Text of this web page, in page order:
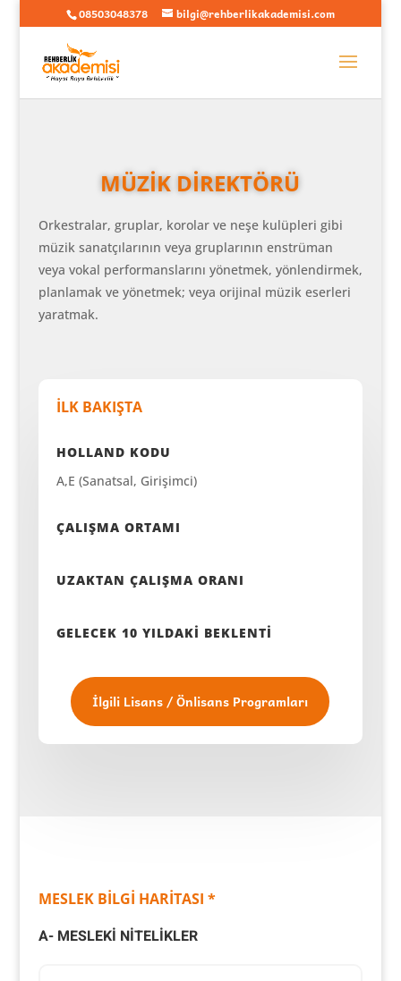
08503048378 bilgi@rehberlikakademisi.com
MÜZİK DİREKTÖRÜ
Orkestralar, gruplar, korolar ve neşe kulüpleri gibi
müzik sanatçılarının veya gruplarının enstrüman
veya vokal performanslarını yönetmek, yönlendirmek,
planlamak ve yönetmek; veya orijinal müzik eserleri
yaratmak.
İLK BAKIŞTA
HOLLAND KODU
A,E (Sanatsal, Girişimci)
ÇALIŞMA ORTAMI
UZAKTAN ÇALIŞMA ORANI
GELECEK 10 YILDAKİ BEKLENTİ
İlgili Lisans / Önlisans Programları
MESLEK BİLGİ HARİTASI *
A- MESLEKİ NİTELİKLER